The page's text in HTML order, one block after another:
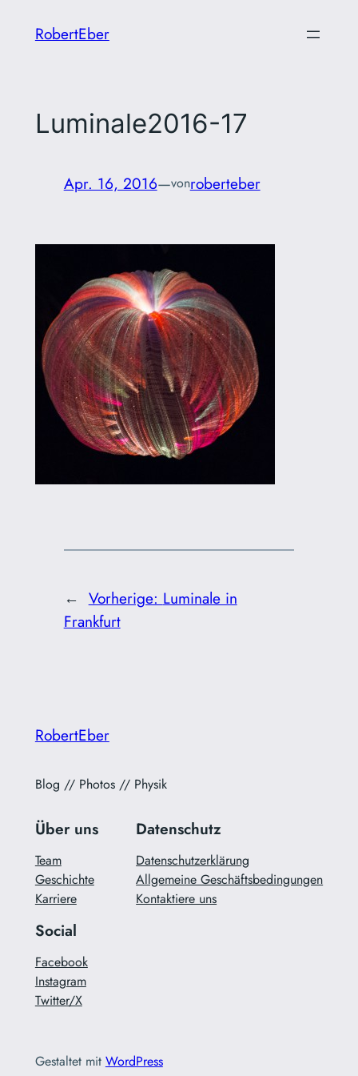
InhaltRobertEber
Luminale2016-17
Apr. 16, 2016—vonroberteber
← Vorherige: Luminale in
Frankfurt
RobertEber
Blog // Photos // Physik
Über uns
Team
Geschichte
Karriere
Datenschutz
Datenschutzerklärung
Allgemeine Geschäftsbedingungen
Kontaktiere uns
Social
Facebook
Instagram
Twitter/X
Gestaltet mit WordPress